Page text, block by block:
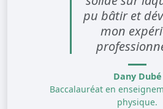
pu bâtir et
mon
Dany Dubé
Baccalauréat en
physique.